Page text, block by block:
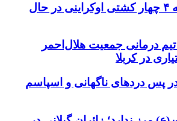
حمله روسیه به ۴ چهار کشتی اوکراینی در حال
درمانی جمعیت هلال‌احمر
در کربلا
پس دردهای ناگهانی و اسپاسم